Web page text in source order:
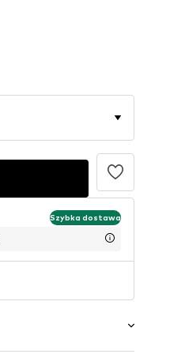
Szybka dostawa